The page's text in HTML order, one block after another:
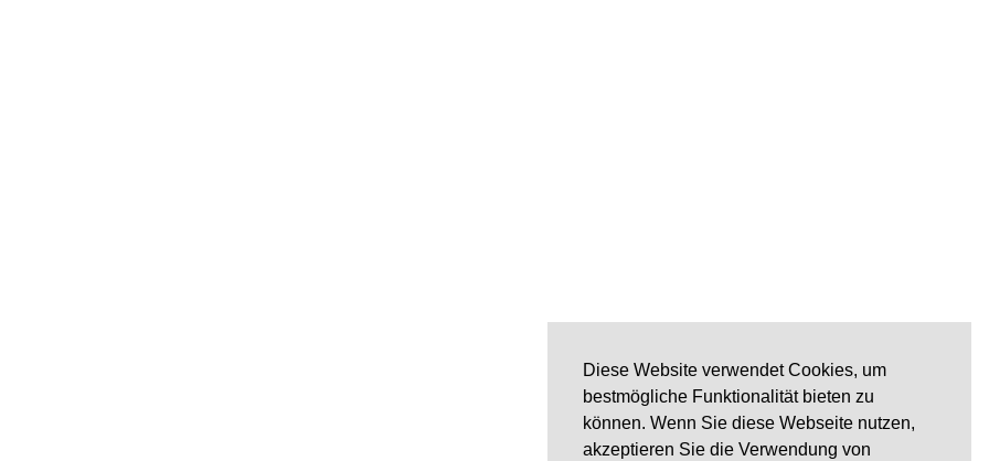
Diese Website verwendet Cookies, um
bestmögliche Funktionalität bieten zu
können. Wenn Sie diese Webseite nutzen,
akzeptieren Sie die Verwendung von